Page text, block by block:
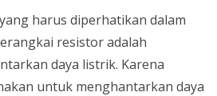
harus diperhatikan dalam
resistor adalah
daya listrik. Karena
untuk menghantarkan daya